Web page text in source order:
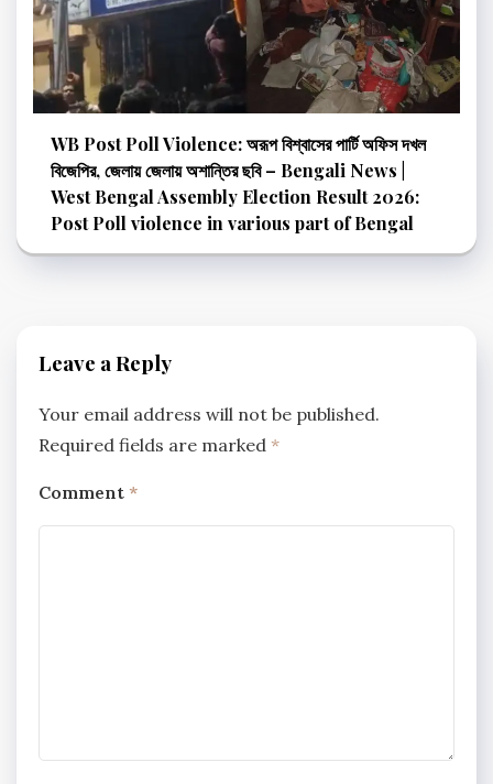
WB Post Poll Violence: অরূপ বিশ্বাসের পার্টি অফিস দখল
বিজেপির, জেলায় জেলায় অশান্তির ছবি – Bengali News |
West Bengal Assembly Election Result 2026:
Post Poll violence in various part of Bengal
Leave a Reply
Your email address will not be published.
Required fields are marked *
Comment *